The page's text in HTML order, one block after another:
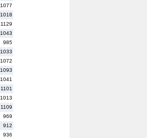
1077
1018
1129
1043
985
1033
1072
1093
1041
1101
1013
1109
969
912
936